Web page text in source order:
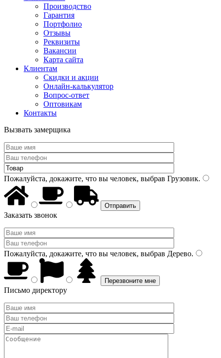
Производство
Гарантия
Портфолио
Отзывы
Реквизиты
Вакансии
Карта сайта
Клиентам
Скидки и акции
Онлайн-калькулятор
Вопрос-ответ
Оптовикам
Контакты
Вызвать замерщика
Пожалуйста, докажите, что вы человек, выбрав Грузовик.
Заказать звонок
Пожалуйста, докажите, что вы человек, выбрав Дерево.
Письмо директору